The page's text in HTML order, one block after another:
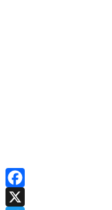
Facebook